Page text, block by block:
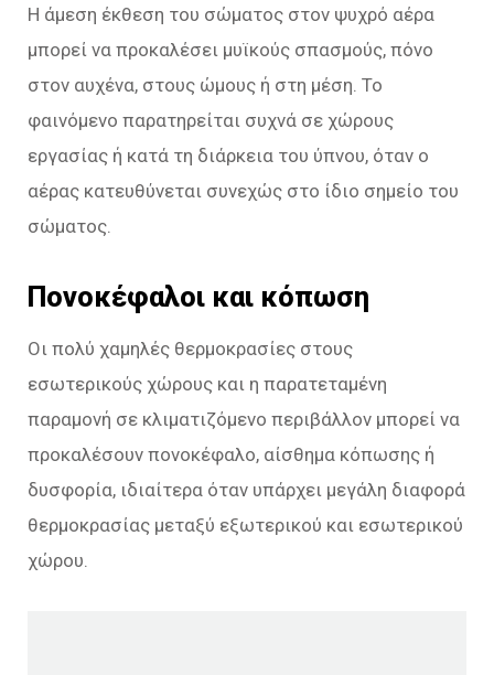
Η άμεση έκθεση του σώματος στον ψυχρό αέρα
μπορεί να προκαλέσει μυϊκούς σπασμούς, πόνο
στον αυχένα, στους ώμους ή στη μέση. Το
φαινόμενο παρατηρείται συχνά σε χώρους
εργασίας ή κατά τη διάρκεια του ύπνου, όταν ο
αέρας κατευθύνεται συνεχώς στο ίδιο σημείο του
σώματος.
Πονοκέφαλοι και κόπωση
Οι πολύ χαμηλές θερμοκρασίες στους
εσωτερικούς χώρους και η παρατεταμένη
παραμονή σε κλιματιζόμενο περιβάλλον μπορεί να
προκαλέσουν πονοκέφαλο, αίσθημα κόπωσης ή
δυσφορία, ιδιαίτερα όταν υπάρχει μεγάλη διαφορά
θερμοκρασίας μεταξύ εξωτερικού και εσωτερικού
χώρου.